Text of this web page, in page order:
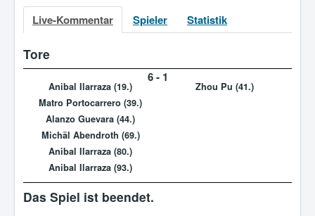
Live-Kommentar Spieler Statistik
Tore
6 - 1
Anibal Ilarraza (19.)
Matro Portocarrero (39.)
Alanzo Guevara (44.)
Michäl Abendroth (69.)
Anibal Ilarraza (80.)
Anibal Ilarraza (93.)
Zhou Pu (41.)
Das Spiel ist beendet.